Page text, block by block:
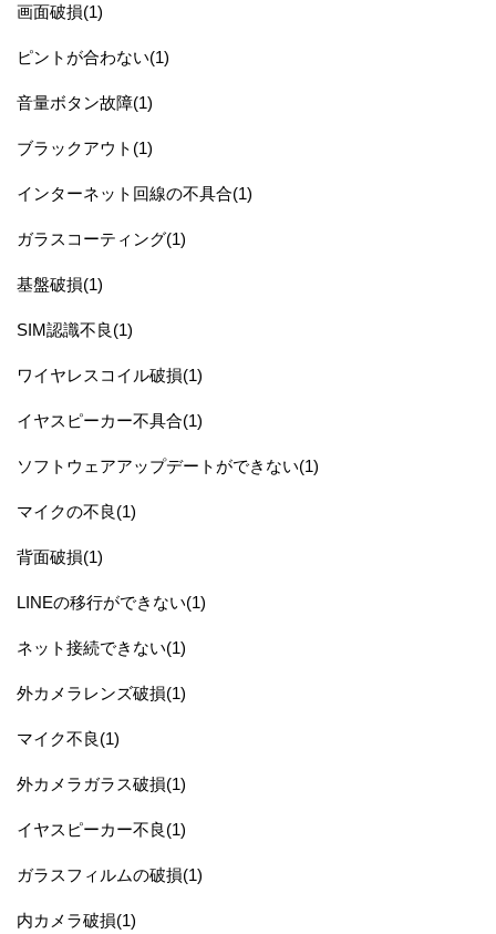
画面破損(1)
ピントが合わない(1)
音量ボタン故障(1)
ブラックアウト(1)
インターネット回線の不具合(1)
ガラスコーティング(1)
基盤破損(1)
SIM認識不良(1)
ワイヤレスコイル破損(1)
イヤスピーカー不具合(1)
ソフトウェアアップデートができない(1)
マイクの不良(1)
背面破損(1)
LINEの移行ができない(1)
ネット接続できない(1)
外カメラレンズ破損(1)
マイク不良(1)
外カメラガラス破損(1)
イヤスピーカー不良(1)
ガラスフィルムの破損(1)
内カメラ破損(1)